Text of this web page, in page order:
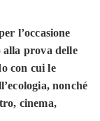
l’occasione
prova delle
con cui le
nonché
cinema,